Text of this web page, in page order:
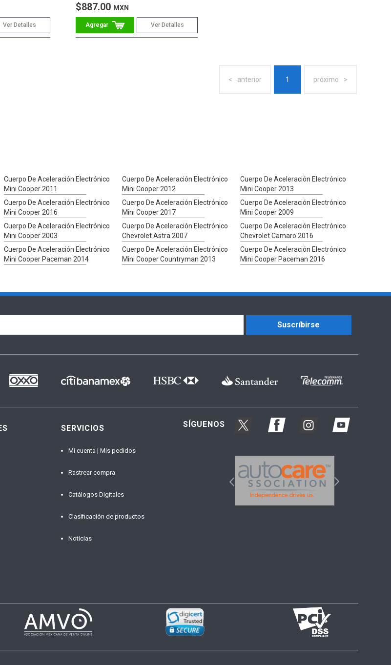
Ver Detalles
$887.00 MXN
Ver Detalles
anterior 1 próximo
Cuerpo De Aceleración Electrónico
Mini Cooper 2011
Cuerpo De Aceleración Electrónico
Mini Cooper 2012
Cuerpo De Aceleración Electrónico
Mini Cooper 2013
Cuerpo De Aceleración Electrónico
Mini Cooper 2016
Cuerpo De Aceleración Electrónico
Mini Cooper 2017
Cuerpo De Aceleración Electrónico
Mini Cooper 2009
Cuerpo De Aceleración Electrónico
Mini Cooper 2003
Cuerpo De Aceleración Electrónico
Chevrolet Astra 2007
Cuerpo De Aceleración Electrónico
Chevrolet Camaro 2016
Cuerpo De Aceleración Electrónico
Mini Cooper Paceman 2014
Cuerpo De Aceleración Electrónico
Mini Cooper Countryman 2013
Cuerpo De Aceleración Electrónico
Mini Cooper Paceman 2016
Suscríbirse
SERVICIOS
Mi cuenta | Mis pedidos
Rastrear compra
Catálogos Digitales
Clasificación de productos
Noticias
SÍGUENOS